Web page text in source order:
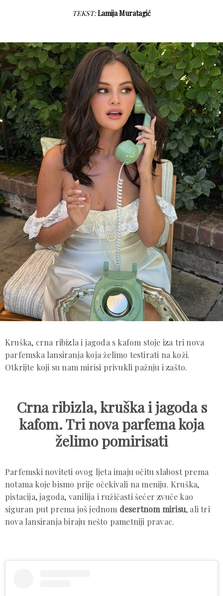
TEKST:Lamija Muratagić
Kruška, crna ribizla i jagoda s kafom stoje iza tri nova
parfemska lansiranja koja želimo testirati na koži.
Otkrijte koji su nam mirisi privukli pažnju i zašto.
Crna ribizla, kruška i jagoda s
kafom. Tri nova parfema koja
želimo pomirisati
Parfemski noviteti ovog ljeta imaju očitu slabost prema
notama koje bismo prije očekivali na meniju. Kruška,
pistacija, jagoda, vanilija i ružičasti šećer zvuče kao
siguran put prema još jednom desertnom mirisu, ali tri
nova lansiranja biraju nešto pametniji pravac.